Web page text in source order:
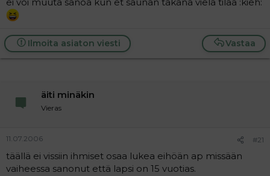
Vastaa
Ilmoita asiaton viesti
äiti minäkin
Vieras
11.07.2006 #21
täällä ei vissiin ihmiset osaa lukea eihöän ap missään
vaiheessa sanonut että lapsi on 15 vuotias.